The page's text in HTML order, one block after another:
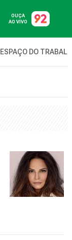
OUÇA
AO VIVO
ESPAÇO DO